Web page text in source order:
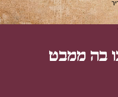
בה ממבט